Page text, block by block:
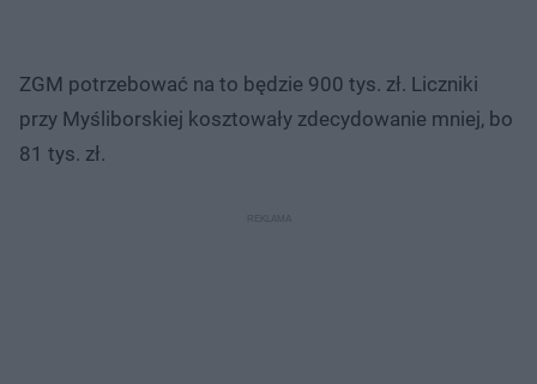
ZGM potrzebować na to będzie 900 tys. zł. Liczniki
przy Myśliborskiej kosztowały zdecydowanie mniej, bo
81 tys. zł.